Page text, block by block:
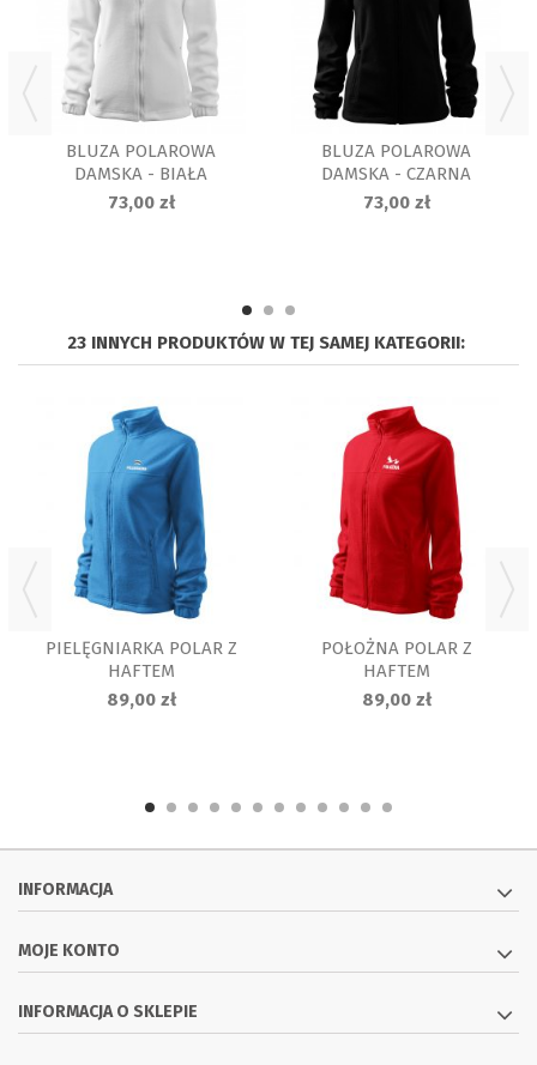
BLUZA POLAROWA
DAMSKA - BIAŁA
73,00 zł
BLUZA POLAROWA
DAMSKA - CZARNA
73,00 zł
23 INNYCH PRODUKTÓW W TEJ SAMEJ KATEGORII:
PIELĘGNIARKA POLAR Z
HAFTEM
89,00 zł
POŁOŻNA POLAR Z
HAFTEM
89,00 zł
INFORMACJA
MOJE KONTO
INFORMACJA O SKLEPIE